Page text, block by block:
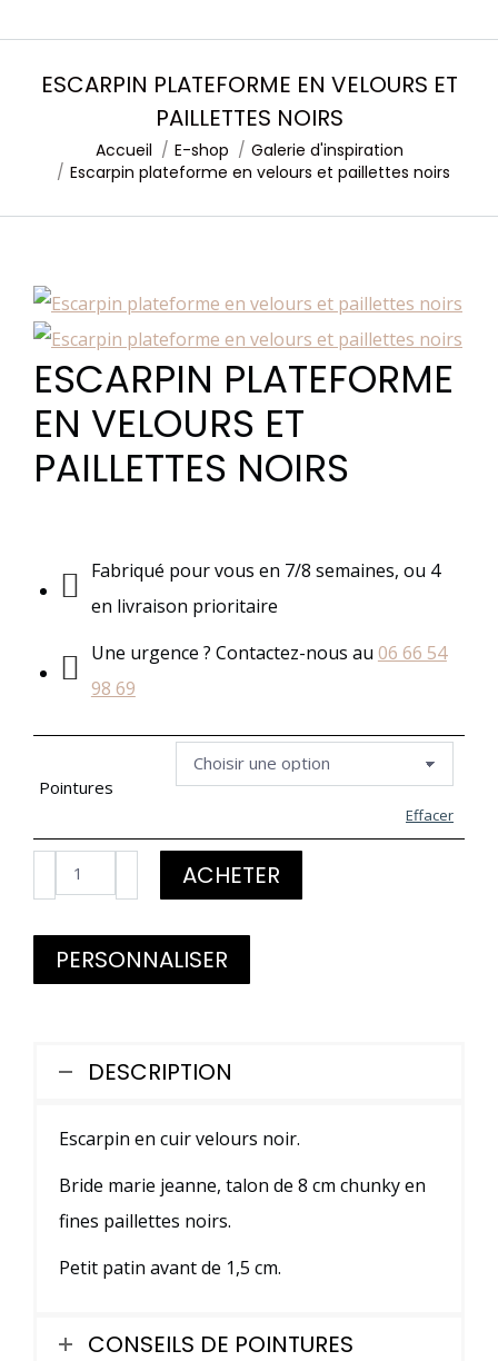
ESCARPIN PLATEFORME EN VELOURS ET
PAILLETTES NOIRS
Vous êtes ici :
Accueil E-shop
Galerie d'inspiration
Escarpin plateforme en velours et paillettes noirs
ESCARPIN PLATEFORME
EN VELOURS ET
PAILLETTES NOIRS
Fabriqué pour vous en 7/8 semaines, ou 4
en livraison prioritaire
Une urgence ? Contactez-nous au 06 66 54
98 69
Pointures
Effacer
quantité
de
Escarpin
plateforme
noirs
ACHETER
PERSONNALISER
DESCRIPTION
Escarpin en cuir velours noir.
Bride marie jeanne, talon de 8 cm chunky en
fines paillettes noirs.
Petit patin avant de 1,5 cm.
CONSEILS DE POINTURES